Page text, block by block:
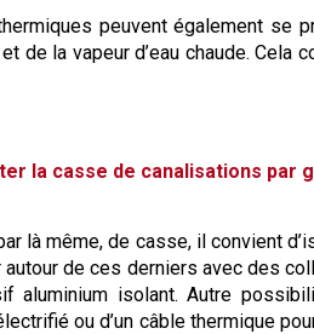
peuvent également se
de la vapeur d’eau chaude. Cela
la casse de canalisations par
là même, de casse, il convient
de ces derniers avec des
aluminium isolant. Autre
ou d’un câble thermique